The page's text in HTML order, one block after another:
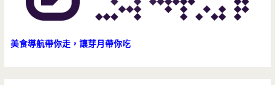
美食導航帶你走，讓芽月帶你吃